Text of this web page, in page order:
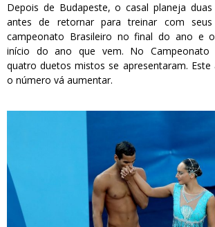
Depois de Budapeste, o casal planeja
antes de retornar para treinar com
campeonato Brasileiro no final do ano e
início do ano que vem. No Campeonato
quatro duetos mistos se apresentaram. Este
o número vá aumentar.